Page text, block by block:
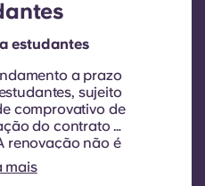
estudantes
a prazo
sujeito
comprovativo de
do contrato é
renovação não é
ser proposta
contrato, sujeita
mais